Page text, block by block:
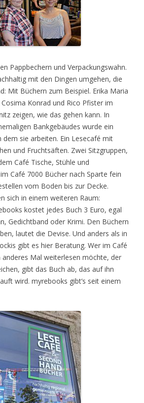
Pappbechern und Verpackungswahn.
mit den Dingen umgehen, die
Mit Büchern zum Beispiel. Erika Maria
Konrad und Rico Pfister im
zeigen, wie das gehen kann. In
Bankgebäudes wurde ein
dem sie arbeiten. Ein Lesecafé mit
und Fruchtsäften. Zwei Sitzgruppen,
Café Tische, Stühle und
Café 7000 Bücher nach Sparte fein
vom Boden bis zur Decke.
sich in einem weiteren Raum:
kostet jedes Buch 3 Euro, egal
Gedichtband oder Krimi. Den Büchern
lautet die Devise. Und anders als in
gibt es hier Beratung. Wer im Café
anderes Mal weiterlesen möchte, der
gibt das Buch ab, das auf ihn
wird. myrebooks gibt’s seit einem